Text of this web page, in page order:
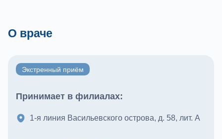
О враче
Принимает в филиалах:
1-я линия Васильевского острова, д. 58, лит. А
Экстренный приём